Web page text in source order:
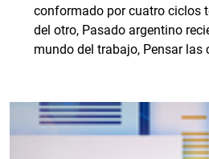
conformado por cuatro ciclos
del otro, Pasado argentino
mundo del trabajo, Pensar